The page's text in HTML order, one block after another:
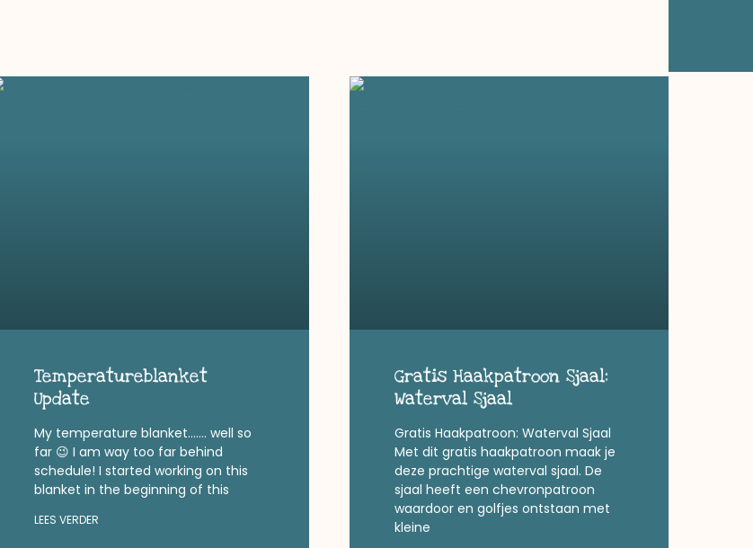
Temperatureblanket
Update
My temperature blanket……. well so
far 😉 I am way too far behind
schedule! I started working on this
blanket in the beginning of this
LEES VERDER
Gratis Haakpatroon Sjaal:
Waterval Sjaal
Gratis Haakpatroon: Waterval Sjaal
Met dit gratis haakpatroon maak je
deze prachtige waterval sjaal. De
sjaal heeft een chevronpatroon
waardoor en golfjes ontstaan met
kleine